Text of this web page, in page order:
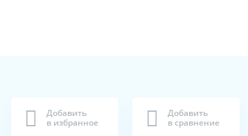
Добавить
в избранное
Добавить
в сравнение